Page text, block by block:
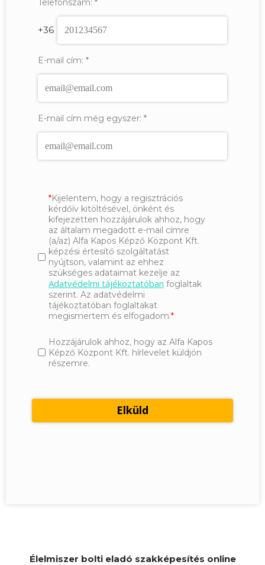
Telefonszám: *
+36
E-mail cím: *
E-mail cím még egyszer: *
Kijelentem, hogy a regisztrációs
kérdőív kitöltésével, önként és
kifejezetten hozzájárulok ahhoz, hogy
az általam megadott e-mail címre
(a/az) Alfa Kapos Képző Központ Kft.
képzési értesítő szolgáltatást
nyújtson, valamint az ehhez
szükséges adataimat kezelje az
Adatvédelmi tájékoztatóban foglaltak
szerint. Az adatvédelmi
tájékoztatóban foglaltakat
megismertem és elfogadom.
Hozzájárulok ahhoz, hogy az Alfa Kapos
Képző Központ Kft. hírlevelet küldjön
részemre.
Élelmiszer bolti eladó szakképesítés online